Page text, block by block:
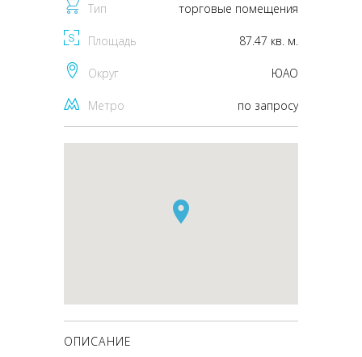
Тип торговые помещения
Площадь 87.47 кв. м.
Округ ЮАО
Метро по запросу
ОПИСАНИЕ